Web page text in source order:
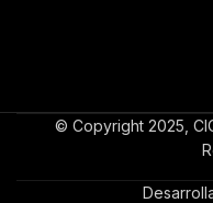
© Copyright 2025,